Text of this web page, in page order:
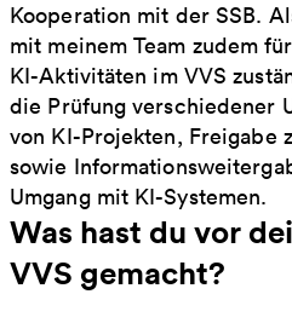
Kooperation mit der SSB.
mit meinem Team zudem
KI-Aktivitäten im VVS
die Prüfung verschiedener
von KI-Projekten, Freigabe
sowie
Umgang mit KI-Systemen.
Was hast du vor
VVS gemacht?